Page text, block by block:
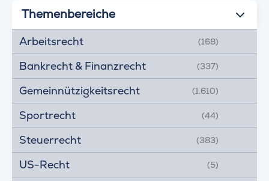
Themenbereiche
Arbeitsrecht (168)
Bankrecht & Finanzrecht (337)
Gemeinnützigkeitsrecht (1.610)
Sportrecht (44)
Steuerrecht (383)
US-Recht (5)